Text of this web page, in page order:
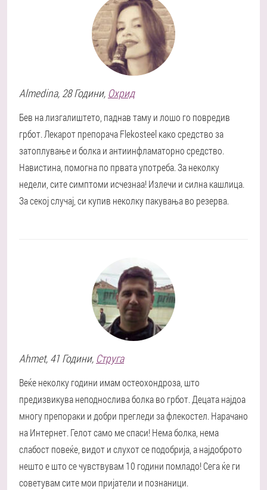
Almedina, 28 Години, Охрид
Бев на лизгалиштето, паднав таму и лошо го повредив
грбот. Лекарот препорача Flekosteel како средство за
затоплување и болка и антиинфламаторно средство.
Навистина, помогна по првата употреба. За неколку
недели, сите симптоми исчезнаа! Излечи и силна кашлица.
За секој случај, си купив неколку пакувања во резерва.
Ahmet, 41 Години, Струга
Веќе неколку години имам остеохондроза, што
предизвикува неподнослива болка во грбот. Децата најдоа
многу препораки и добри прегледи за флекостел. Нарачано
на Интернет. Гелот само ме спаси! Нема болка, нема
слабост повеќе, видот и слухот се подобрија, а најдоброто
нешто е што се чувствувам 10 години помладо! Сега ќе ги
советувам сите мои пријатели и познаници.